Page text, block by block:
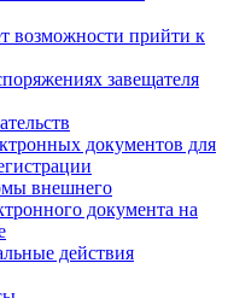
возможности прийти к
завещателя
документов для
внешнего
документа на
действия